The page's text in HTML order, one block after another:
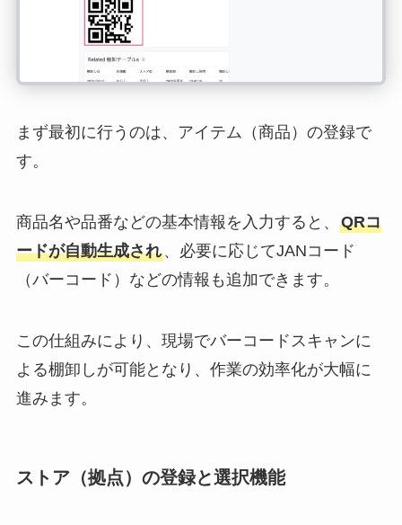
まず最初に行うのは、アイテム（商品）の登録で
す。
商品名や品番などの基本情報を入力すると、 QRコ
ードが自動生成され、必要に応じてJANコード
（バーコード）などの情報も追加できます。
この仕組みにより、現場でバーコードスキャンに
よる棚卸しが可能となり、作業の効率化が大幅に
進みます。
ストア（拠点）の登録と選択機能